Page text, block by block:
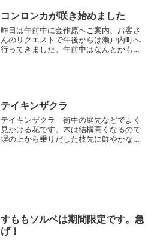
コンロンカが咲き始めました
昨日は午前中に金作原へご案内、お客さ
んのリクエストで午後からは瀬戸内町へ
行ってきました。午前中はなんとかもっ
テイキンザクラ
テイキンザクラ 街中の庭先などでよく
見かける花です。木は結構高くなるので
塀の上から乗りだした枝先に鮮やかな紅
すももソルベは期間限定です。急
げ！